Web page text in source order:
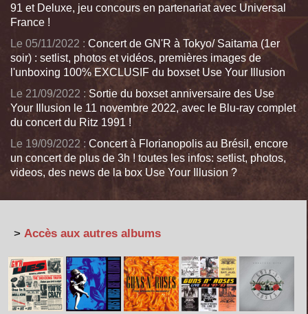
91 et Deluxe, jeu concours en partenariat avec Universal
France !
Le 05/11/2022 : Concert de GN'R à Tokyo/ Saitama (1er
soir) : setlist, photos et vidéos, premières images de
l'unboxing 100% EXCLUSIF du boxset Use Your Illusion
Le 21/09/2022 : Sortie du boxset anniversaire des Use
Your Illusion le 11 novembre 2022, avec le Blu-ray complet
du concert du Ritz 1991 !
Le 19/09/2022 : Concert à Florianopolis au Brésil, encore
un concert de plus de 3h ! toutes les infos: setlist, photos,
videos, des news de la box Use Your Illusion ?
> Accès aux autres albums